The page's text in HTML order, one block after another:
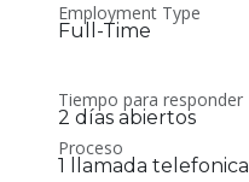
Employment Type
Full-Time
Tiempo para responder
2 días abiertos
Proceso
1 llamada telefonica